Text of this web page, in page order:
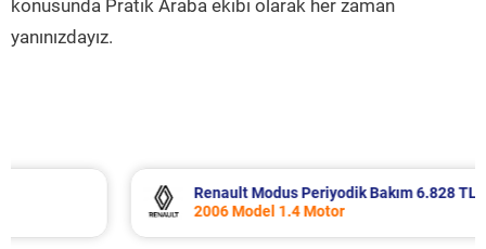
konusunda Pratik Araba ekibi olarak her zaman
yanınızdayız.
Renault Modus Periyodik Bakım 6.828 TL
2006 Model 1.4 Motor